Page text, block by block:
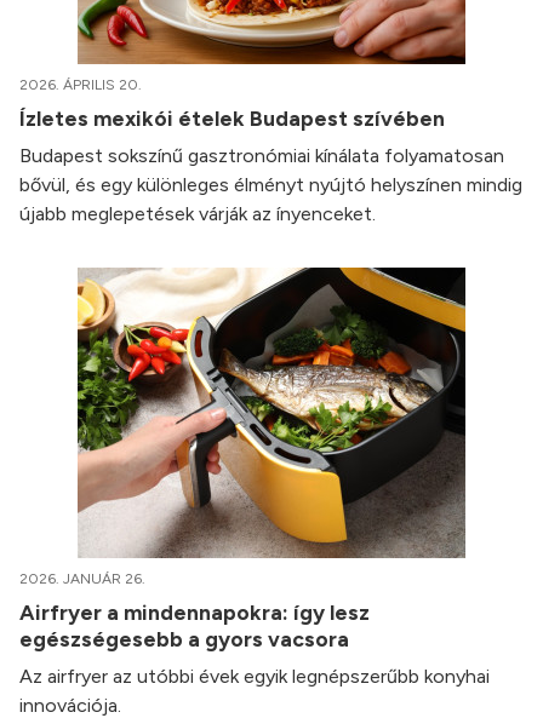
2026. ÁPRILIS 20.
Ízletes mexikói ételek Budapest szívében
Budapest sokszínű gasztronómiai kínálata folyamatosan
bővül, és egy különleges élményt nyújtó helyszínen mindig
újabb meglepetések várják az ínyenceket.
2026. JANUÁR 26.
Airfryer a mindennapokra: így lesz
egészségesebb a gyors vacsora
Az airfryer az utóbbi évek egyik legnépszerűbb konyhai
innovációja.